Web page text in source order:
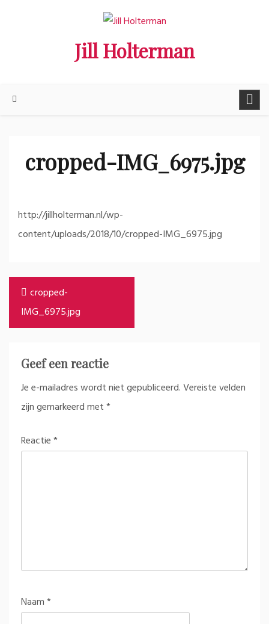
Jill Holterman
cropped-IMG_6975.jpg
http://jillholterman.nl/wp-
content/uploads/2018/10/cropped-IMG_6975.jpg
Bericht
navigatie
cropped-
IMG_6975.jpg
Geef een reactie
Je e-mailadres wordt niet gepubliceerd.Vereiste velden
zijn gemarkeerd met*
Reactie*
Naam*